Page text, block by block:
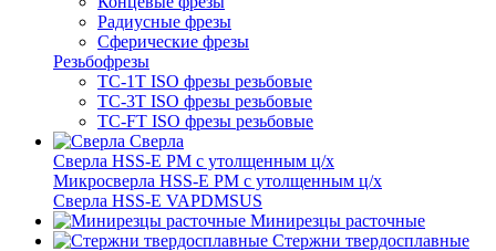
Радиусные фрезы
Сферические фрезы
Резьбофрезы
TC-1T ISO фрезы резьбовые
TC-3T ISO фрезы резьбовые
TC-FT ISO фрезы резьбовые
Сверла
Cверла HSS-E PM c утолщенным ц/х
Микросверла HSS-E PM c утолщенным ц/х
Сверла HSS-E VAPDMSUS
Минирезцы расточные
Cтержни твердосплавные